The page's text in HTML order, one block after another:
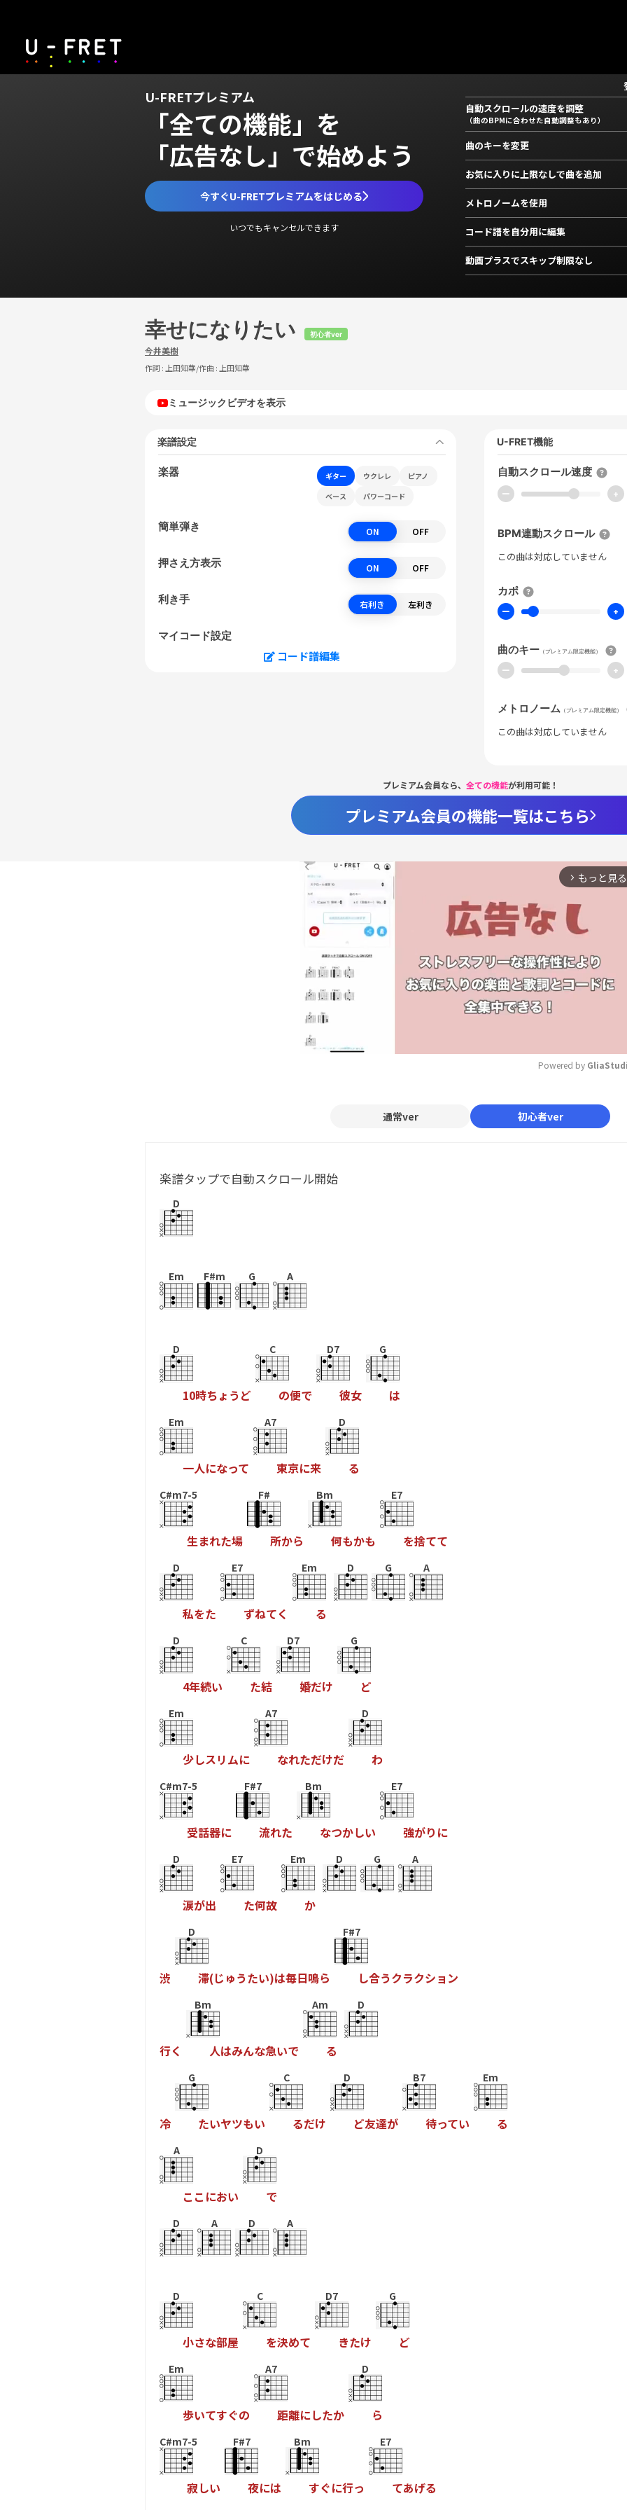
U-FRETプレミアム
「全ての機能」を
「広告なし」で始めよう
今すぐU-FRETプレミアムをはじめる
いつでもキャンセルできます
自動スクロールの速度を調整
（曲のBPMに合わせた自動調整もあり）
曲のキーを変更
お気に入りに上限なしで曲を追加
メトロノームを使用
コード譜を自分用に編集
動画プラスでスキップ制限なし
幸せになりたい 初心者ver
今井美樹
作詞 : 上田知華/作曲 : 上田知華
ミュージックビデオを表示
楽譜設定
楽器 ギター ウクレレ
ピアノ
ベース
パワーコード
簡単弾き ON OFF
押さえ方表示 ON OFF
利き手 右利き 左利き
マイコード設定
コード譜編集
U-FRET機能
自動スクロール速度
ー +
BPM連動スクロール
この曲は対応していません
カポ
ー +
曲のキー （プレミアム限定機能）
ー +
メトロノーム （プレミアム限定機能）
この曲は対応していません
プレミアム会員なら、 全ての機能が利用可能！
プレミアム会員の機能一覧はこちら
arrow_forward_ios もっと見る
Mute
Powered by
通常ver 初心者ver
楽譜タップで自動スクロール開始
D
Em F#m G A
D
10時ちょ う ど
C
の便で
D7
彼女
G
は
Em
一人になって
A7
東京に来
D
る
C#m7-5
生まれた場
F#
所から
Bm
何もかも
E7
を捨てて
D
私をた
E7
ずねてく
Em
る
D G A
D
4年続い
C
た結
D7
婚だけ
G
ど
Em
少しスリムに
A7
なれただけだ
D
わ
C#m7-5
受話器に
F#7
流れた
Bm
なつかしい
E7
強がり に
D
涙が出
E7
た何故
Em
か
D G A
渋
D
滞(じ ゅうたい)は毎日鳴ら
F#7
し合うクラクショ ン
行く
Bm
人はみんな急いで
Am
る
D
冷
G
たいヤツもい
C
るだけ
D
ど友達が
B7
待ってい
Em
る
A
こ こ におい
D
で
D A D A
D
小さな部屋
C
を決めて
D7
きたけ
G
ど
Em
歩いてすぐの
A7
距離にしたか
D
ら
C#m7-5
寂しい
F#7
夜には
Bm
すぐに行っ
E7
てあげる